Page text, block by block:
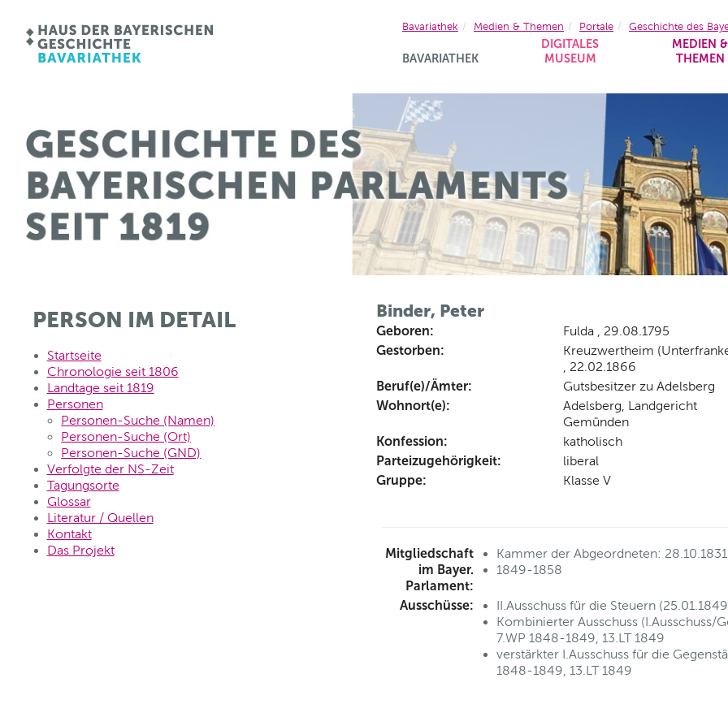
BAVARIATHEK
DIGITALES
MUSEUM
MEDIEN &
THEMEN
Bavariathek Medien & Themen Portale Geschichte des
PERSON IM DETAIL
Startseite
Chronologie seit 1806
Landtage seit 1819
Personen
Personen-Suche (Namen)
Personen-Suche (Ort)
Personen-Suche (GND)
Verfolgte der NS-Zeit
Tagungsorte
Glossar
Literatur / Quellen
Kontakt
Das Projekt
Binder, Peter
Geboren: Fulda , 29.08.1795
Gestorben:
Kreuzwertheim
, 22.02.1866
Beruf(e)/Ämter: Gutsbesitzer zu Adelsberg
Wohnort(e):
Adelsberg, Landgericht
Gemünden
Konfession: katholisch
Parteizugehörigkeit: liberal
Gruppe: Klasse V
Mitgliedschaft
im Bayer.
Parlament:
Kammer der Abgeordneten:
1849-1858
Ausschüsse:
II.Ausschuss für die Steuern
Kombinierter Ausschuss (I.Ausschuss/
7.WP 1848-1849, 13.LT 1849
verstärkter I.Ausschuss für die
1848-1849, 13.LT 1849